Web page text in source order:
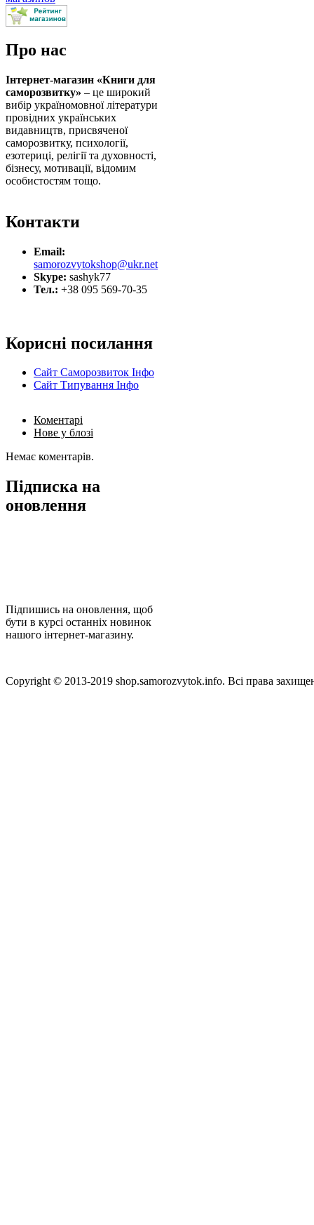
Про нас
Інтернет-магазин «Книги для
саморозвитку» – це широкий
вибір україномовної літератури
провідних українських
видавництв, присвяченої
саморозвитку, психології,
езотериці, релігії та духовності,
бізнесу, мотивації, відомим
особистостям тощо.
Контакти
Email:
samorozvytokshop@ukr.net
Skype: sashyk77
Тел.: +38 095 569-70-35
Корисні посилання
Сайт Саморозвиток Інфо
Сайт Типування Інфо
Коментарі
Нове у блозі
Немає коментарів.
Підписка на
оновлення
Підпишись на оновлення, щоб
бути в курсі останніх новинок
нашого інтернет-магазину.
Copyright © 2013-2019 shop.samorozvytok.info. Всі права